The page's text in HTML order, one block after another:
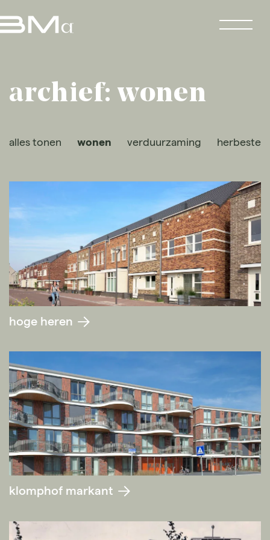
archief: wonen
alles tonen wonen verduurzaming
hoge heren
klomphof markant